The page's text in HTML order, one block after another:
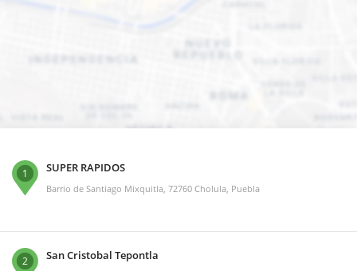
1 SUPER RAPIDOS
Barrio de Santiago Mixquitla, 72760 Cholula, Puebla
2 San Cristobal Tepontla